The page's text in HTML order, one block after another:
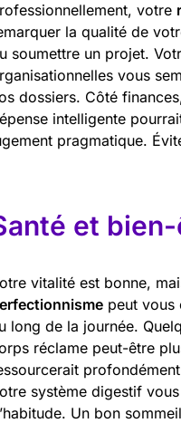
votre
la qualité de
soumettre un projet.
vous
dossiers. Côté
intelligente
pragmatique.
et
vitalité est bonne,
peut vous
long de la journée.
réclame peut-être
système digestif
Un bon